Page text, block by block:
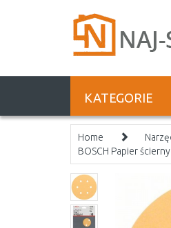
KATEGORIE
Home
BOSCH Papier